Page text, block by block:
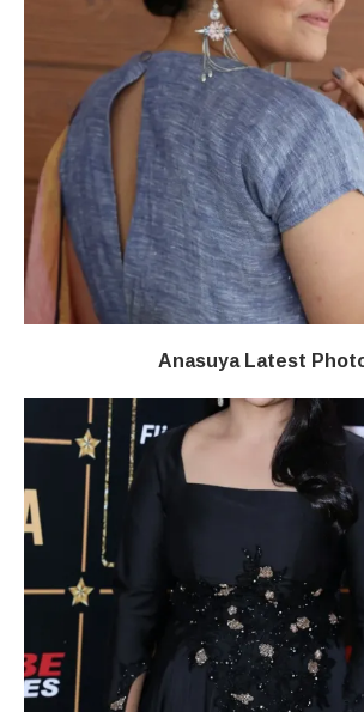
Anasuya Latest